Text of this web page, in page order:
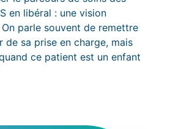
en libéral : une vision
parle souvent de remettre
sa prise en charge, mais
ce patient est un enfant